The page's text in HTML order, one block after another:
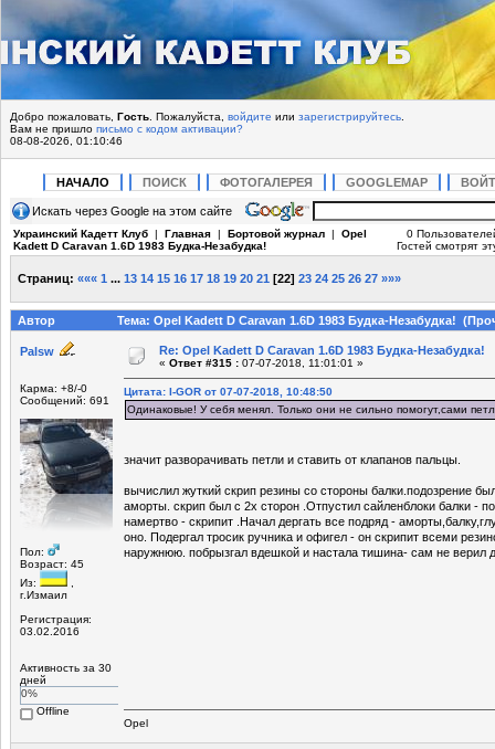
Добро пожаловать, Гость . Пожалуйста, войдите или зарегистрируйтесь
Вам не пришло письмо с кодом активации?
08-08-2026, 01:10:46
НАЧАЛО ПОИСК ФОТОГАЛЕРЕЯ GOOGLEMAP
Искать через Google на этом сайте
Украинский Кадетт Клуб | Главная | Бортовой журнал | Opel
Kadett D Caravan 1.6D 1983 Будка-Незабудка!
0
Гостей смотрят
Страниц: ««« 1 ... 13 14 15 16 17 18 19 20 21 [22] 23 24 25 26 27 »»»
Автор Тема: Opel Kadett D Caravan 1.6D 1983 Будка-Незабудка!
Palsw
Карма: +8/-0
Сообщений: 691
Пол:
Возраст: 45
Из:
г.Измаил
Регистрация:
03.02.2016
Активность за 30
дней
0%
Offline
Re: Opel Kadett D Caravan 1.6D 1983 Будка-Незабудка!
« Ответ #315 : 07-07-2018, 11:01:01 »
Цитата: I-GOR от 07-07-2018, 10:48:50
Одинаковые! У себя менял. Только они не сильно помогут,сами
значит разворачивать петли и ставить от клапанов пальцы.
вычислил жуткий скрип резины со стороны балки.подозрение
аморты. скрип был с 2х сторон .Отпустил сайленблоки балки -
намертво - скрипит .Начал дергать все подряд -
оно. Подергал тросик ручника и офигел - он скрипит всеми
наружнюю. побрызгал вдешкой и настала тишина- сам не верил
Opel